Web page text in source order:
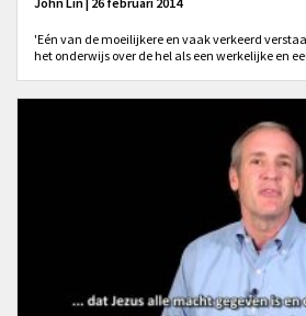
'Eén van de moeilijkere en vaak verkeerd
het onderwijs over de hel als een werkelijke en